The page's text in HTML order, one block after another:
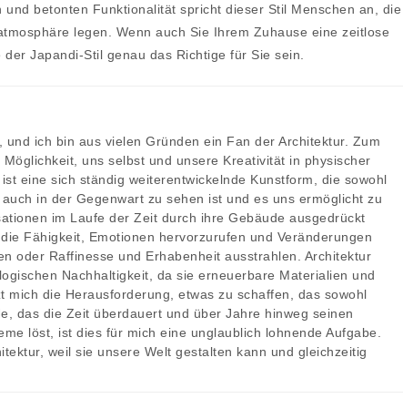
betonten Funktionalität spricht dieser Stil Menschen an, die
legen. Wenn auch Sie Ihrem Zuhause eine zeitlose
Japandi-Stil genau das Richtige für Sie sein.
und ich bin aus vielen Gründen ein Fan der Architektur. Zum
uns selbst und unsere Kreativität in physischer
eine sich ständig weiterentwickelnde Kunstform, die sowohl
in der Gegenwart zu sehen ist und es uns ermöglicht zu
im Laufe der Zeit durch ihre Gebäude ausgedrückt
Fähigkeit, Emotionen hervorzurufen und Veränderungen
oder Raffinesse und Erhabenheit ausstrahlen. Architektur
Nachhaltigkeit, da sie erneuerbare Materialien und
mich die Herausforderung, etwas zu schaffen, das sowohl
das die Zeit überdauert und über Jahre hinweg seinen
löst, ist dies für mich eine unglaublich lohnende Aufgabe.
weil sie unsere Welt gestalten kann und gleichzeitig